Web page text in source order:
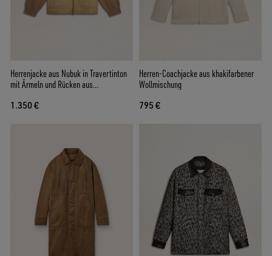
Herrenjacke aus Nubuk in Travertinton
mit Ärmeln und Rücken aus
1.350 €
Herren-Coachjacke aus khakifarbener
Wollmischung
795 €